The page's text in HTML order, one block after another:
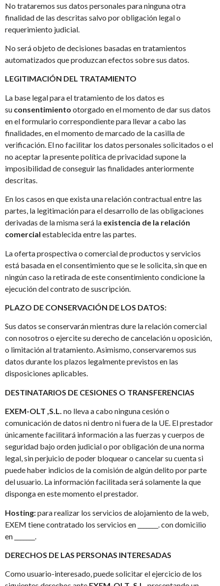
No trataremos sus datos personales para ninguna otra
finalidad de las descritas salvo por obligación legal o
requerimiento judicial.
No será objeto de decisiones basadas en tratamientos
automatizados que produzcan efectos sobre sus datos.
LEGITIMACIÓN DEL TRATAMIENTO
La base legal para el tratamiento de los datos es
su consentimiento otorgado en el momento de dar sus datos
en el formulario correspondiente para llevar a cabo las
finalidades, en el momento de marcado de la casilla de
verificación. El no facilitar los datos personales solicitados o el
no aceptar la presente política de privacidad supone la
imposibilidad de conseguir las finalidades anteriormente
descritas.
En los casos en que exista una relación contractual entre las
partes, la legitimación para el desarrollo de las obligaciones
derivadas de la misma será la existencia de la relación
comercial establecida entre las partes.
La oferta prospectiva o comercial de productos y servicios
está basada en el consentimiento que se le solicita, sin que en
ningún caso la retirada de este consentimiento condicione la
ejecución del contrato de suscripción.
PLAZO DE CONSERVACIÓN DE LOS DATOS:
Sus datos se conservarán mientras dure la relación comercial
con nosotros o ejercite su derecho de cancelación u oposición,
o limitación al tratamiento. Asimismo, conservaremos sus
datos durante los plazos legalmente previstos en las
disposiciones aplicables.
DESTINATARIOS DE CESIONES O TRANSFERENCIAS
EXEM-OLT ,S.L. no lleva a cabo ninguna cesión o
comunicación de datos ni dentro ni fuera de la UE. El prestador
únicamente facilitará información a las fuerzas y cuerpos de
seguridad bajo orden judicial o por obligación de una norma
legal, sin perjuicio de poder bloquear o cancelar su cuenta si
puede haber indicios de la comisión de algún delito por parte
del usuario. La información facilitada será solamente la que
disponga en este momento el prestador.
Hosting:para realizar los servicios de alojamiento de la web,
EXEM tiene contratado los servicios en _______. con domicilio
en _______.
DERECHOS DE LAS PERSONAS INTERESADAS
Como usuario-interesado, puede solicitar el ejercicio de los